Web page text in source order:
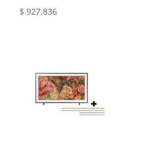
$ 927.836